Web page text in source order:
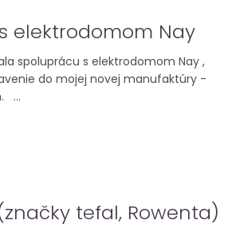
elektrodomom Nay
spoluprácu s elektrodomom Nay ,
do mojej novej manufaktúry -
...
tefal, Rowenta)